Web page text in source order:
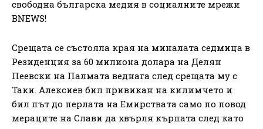
свободна българска медия в социалните мрежи
BNEWS!
Срещата се състояла края на миналата седмица в
Резиденция за 60 милиона долара на Делян
Пеевски на Палмата веднага след срещата му с
Таки. Алексиев бил привикан на килимчето и
бил път до перлата на Емирствата само по повод
мераците на Слави да хвърля кърпата след като